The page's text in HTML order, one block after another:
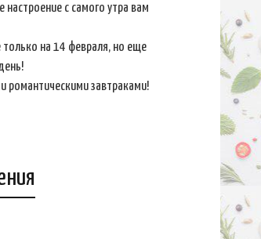
с самого утра вам
только на 14 февраля, но еще
романтическими завтраками!